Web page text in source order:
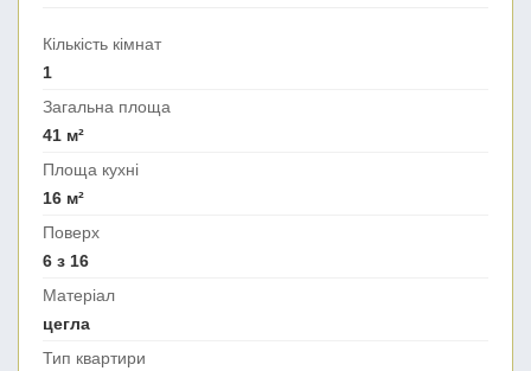
Кількість кімнат
1
Загальна площа
41 м²
Площа кухні
16 м²
Поверх
6 з 16
Матеріал
цегла
Тип квартири